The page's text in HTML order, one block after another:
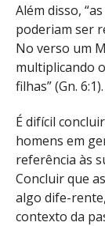
Além disso,
poderiam ser
No verso um
multiplicando
filhas” (Gn. 6:1).
É difícil
homens em
referência às
Concluir que
algo dife-
contexto da